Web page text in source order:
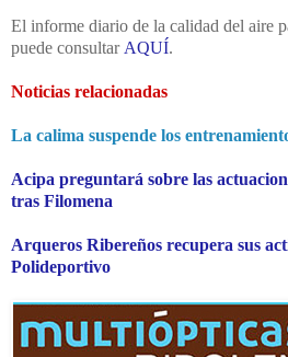
El informe diario de la calidad del aire
puede consultar AQUÍ.
Noticias relacionadas
La calima suspende los
Acipa preguntará sobre las
tras Filomena
Arqueros Ribereños recupera sus
Polideportivo